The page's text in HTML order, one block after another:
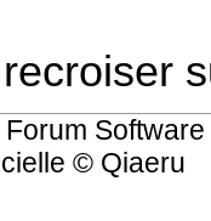
© Qiaeru